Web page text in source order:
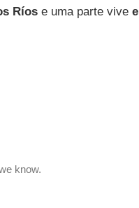
Ríose uma parte vive